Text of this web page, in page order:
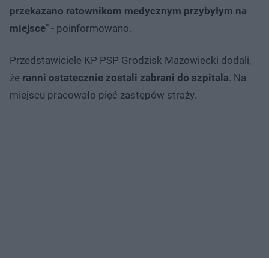
przekazano ratownikom medycznym przybyłym na
miejsce" - poinformowano.
Przedstawiciele KP PSP Grodzisk Mazowiecki dodali,
że ranni ostatecznie zostali zabrani do szpitala. Na
miejscu pracowało pięć zastępów straży.